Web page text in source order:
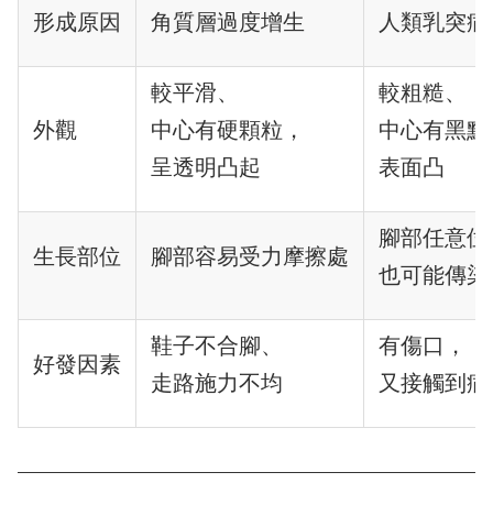
形成原因 角質層過度增生 人類乳突
外觀
較平滑、
中心有硬顆粒，
呈透明凸起
較粗糙、
中心有黑
表面凸
生長部位 腳部容易受力摩擦處
腳部任意
也可能傳
好發因素
鞋子不合腳、
走路施力不均
有傷口，
又接觸到